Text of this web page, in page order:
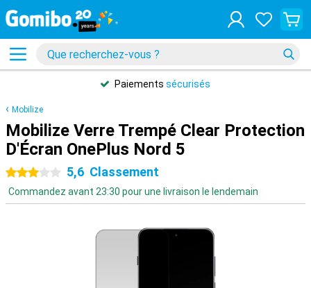
Paiements sécurisés
Mobilize
Mobilize Verre Trempé Clear Protection
D'Écran OnePlus Nord 5
3 étoiles5,6 Classement
Commandez avant 23:30 pour une livraison le lendemain